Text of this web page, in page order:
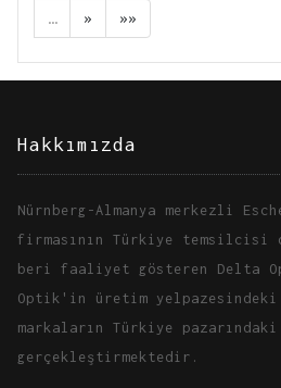
… » »»
Hakkımızda
Nürnberg-Almanya merkezli
firmasının Türkiye temsilcisi
beri faaliyet gösteren Delta
Optik'in üretim yelpazesindeki
markaların Türkiye
gerçekleştirmektedir.